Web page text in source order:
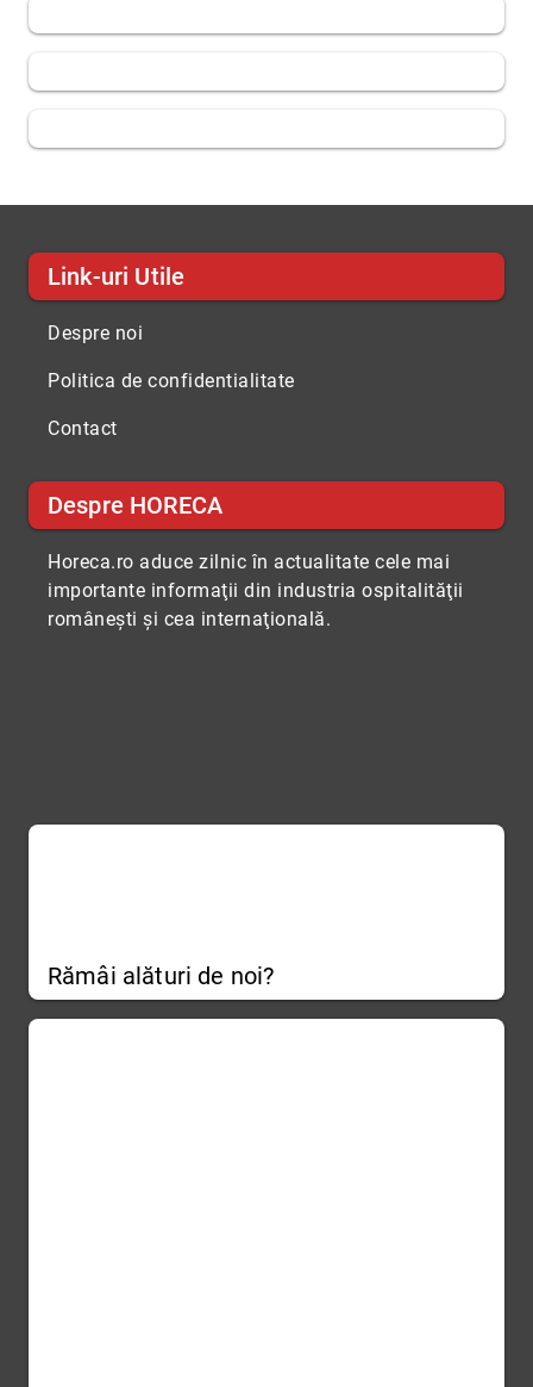
Link-uri Utile
Despre noi
Politica de confidentialitate
Contact
Despre HORECA
Horeca.ro aduce zilnic în actualitate cele mai
importante informaţii din industria ospitalităţii
româneşti şi cea internaţională.
Rămâi alături de noi?